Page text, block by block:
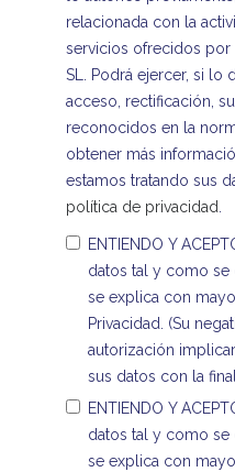
relacionada con la
servicios ofrecidos por
SL. Podrá ejercer, si lo
acceso, rectificación,
reconocidos en la
obtener más
estamos tratando sus
política de privacidad
ENTIENDO Y
datos tal y como
se explica con
Privacidad. (Su
autorización
sus datos con la
ENTIENDO Y
datos tal y como
se explica con